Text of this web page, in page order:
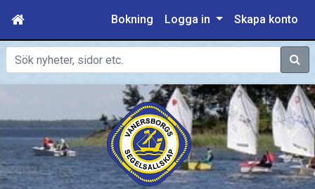
Bokning Logga in Skapa konto
Sök